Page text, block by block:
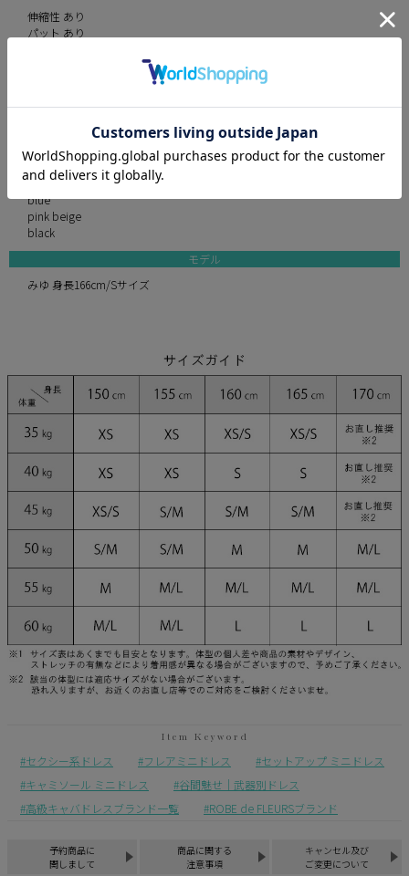
伸縮性 あり
パット あり
カラー
ivory
blue
pink beige
black
モデル
みゆ 身長166cm/Sサイズ
セクシー系ドレス フレアミニドレス
セットアップ ミニドレス
キャミソール ミニドレス
谷間魅せ｜武器別ドレス
高級キャバドレスブランド一覧
ROBE de FLEURSブランド
予約商品に
関しまして
商品に関する
注意事項
キャンセル及び
ご変更について